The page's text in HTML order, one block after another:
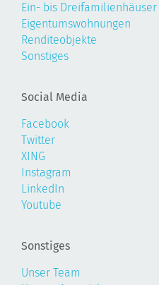
Ein- bis Dreifamilienhäuser
Eigentumswohnungen
Renditeobjekte
Sonstiges
Social Media
Facebook
Twitter
XING
Instagram
LinkedIn
Youtube
Sonstiges
Unser Team